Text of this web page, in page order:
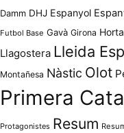
Damm DHJ Espanyol
Futbol Base Gavà Girona Horta
Llagostera Lleida
Montañesa Nàstic Olot
Primera
Protagonistes Resum